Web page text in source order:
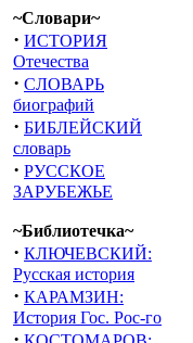
~Словари~
· ИСТОРИЯ
Отечества
· СЛОВАРЬ
биографий
· БИБЛЕЙСКИЙ
словарь
· РУССКОЕ
ЗАРУБЕЖЬЕ
~Библиотечка~
· КЛЮЧЕВСКИЙ:
Русская история
· КАРАМЗИН:
История Гос. Рос-го